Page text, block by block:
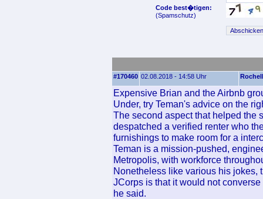
Code best�tigen:
(Spamschutz)
#170460 02.08.2018 - 14:58 Uhr
Expensive Brian and the Airbnb
Under, try Teman's advice on the
The second aspect that helped the
despatched a verified renter who
furnishings to make room for a
Teman is a mission-pushed,
Metropolis, with workforce
Nonetheless like various his jokes,
JCorps is that it would not
he said.